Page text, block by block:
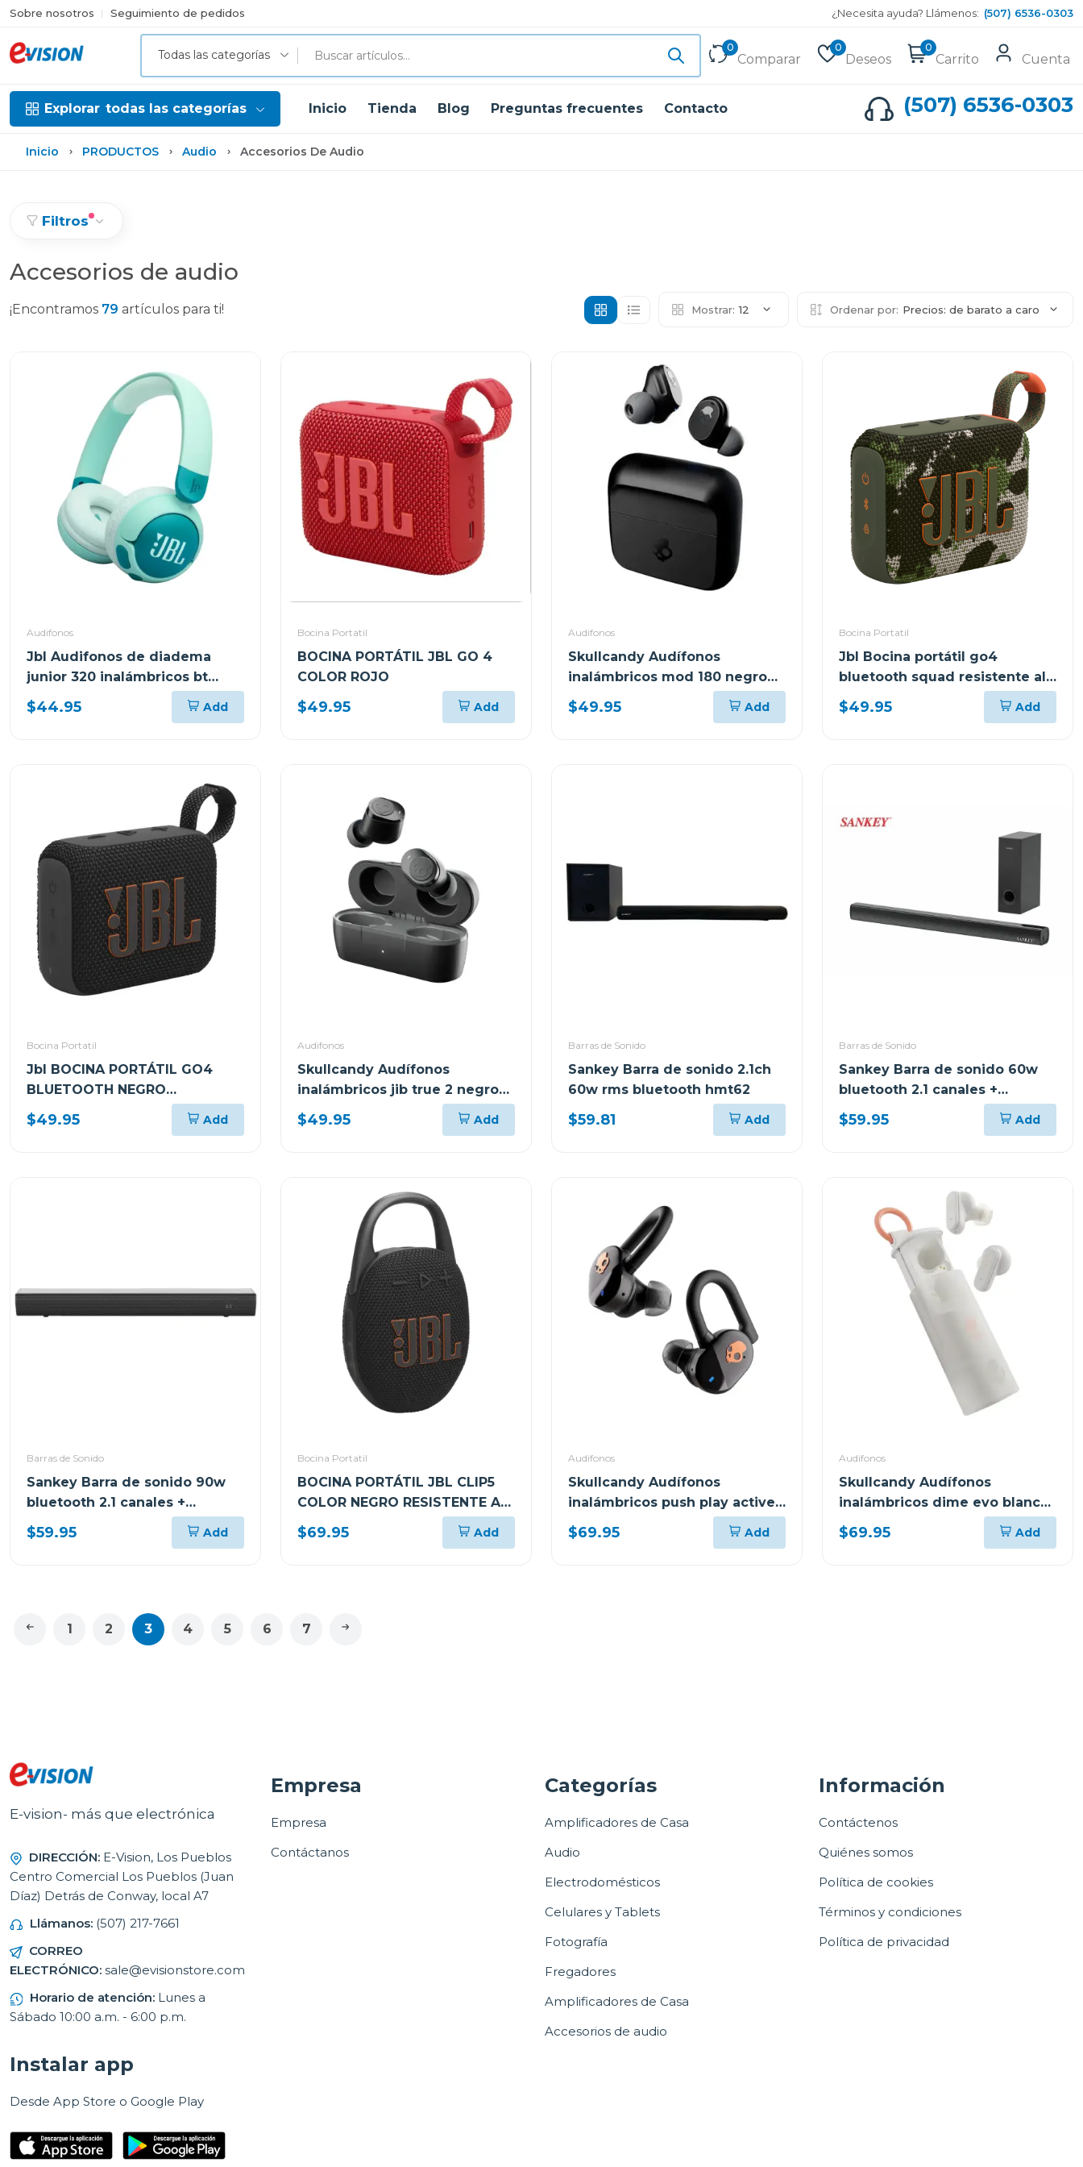
Sobre nosotros Seguimiento de pedidos ¿Necesita ayuda? Llámenos: (507) 6536-0303
Todas las categorías
0
Comparar
0
Deseos
0
Carrito Cuenta
Explorar todas las categorías Inicio Tienda Blog Preguntas frecuentes Contacto (507) 6536-0303
Inicio PRODUCTOS Audio Accesorios De Audio
Filtros
Accesorios de audio
¡Encontramos 79 artículos para ti! Mostrar: 12 Ordenar por: Precios: de barato a caro
Audifonos
Jbl Audifonos de diadema
junior 320 inalámbricos bt
verde grnam
$44.95 Add
Bocina Portatil
BOCINA PORTÁTIL JBL GO 4
COLOR ROJO
$49.95 Add
Audifonos
Skullcandy Audífonos
inalámbricos mod 180 negro
s2mgw
$49.95 Add
Bocina Portatil
Jbl Bocina portátil go4
bluetooth squad resistente al
agua y polvo go4
$49.95 Add
Bocina Portatil
Jbl BOCINA PORTÁTIL GO4
BLUETOOTH NEGRO
RESISTENTE AL AGUA Y POLVO
GO4
$49.95 Add
Audifonos
Skullcandy Audífonos
inalámbricos jib true 2 negro
p740
$49.95 Add
Barras de Sonido
Sankey Barra de sonido 2.1ch
60w rms bluetooth hmt62
$59.81 Add
Barras de Sonido
Sankey Barra de sonido 60w
bluetooth 2.1 canales +
subwoofer hmt66
$59.95 Add
Barras de Sonido
Sankey Barra de sonido 90w
bluetooth 2.1 canales +
subwoofer hmt83
$59.95 Add
Bocina Portatil
BOCINA PORTÁTIL JBL CLIP5
COLOR NEGRO RESISTENTE AL
AGUA Y POLVO
$69.95 Add
Audifonos
Skullcandy Audífonos
inalámbricos push play active
negro s749
$69.95 Add
Audifonos
Skullcandy Audífonos
inalámbricos dime evo blanco
s951
$69.95 Add
1 2 3 4 5 6 7
E-vision- más que electrónica
DIRECCIÓN: E-Vision, Los Pueblos
Centro Comercial Los Pueblos (Juan
Díaz) Detrás de Conway, local A7
Llámanos: (507) 217-7661
CORREO
ELECTRÓNICO: sale@evisionstore.com
Horario de atención: Lunes a
Sábado 10:00 a.m. - 6:00 p.m.
Empresa
Empresa
Contáctanos
Categorías
Amplificadores de Casa
Audio
Electrodomésticos
Celulares y Tablets
Fotografía
Fregadores
Amplificadores de Casa
Accesorios de audio
Información
Contáctenos
Quiénes somos
Política de cookies
Términos y condiciones
Política de privacidad
Instalar app
Desde App Store o Google Play